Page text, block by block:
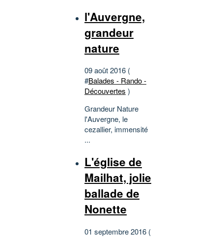
l'Auvergne,
grandeur
nature
09 août 2016 (
#Balades - Rando -
Découvertes )
Grandeur Nature
l'Auvergne, le
cezallier, immensité
...
L'église de
Mailhat, jolie
ballade de
Nonette
01 septembre 2016 (